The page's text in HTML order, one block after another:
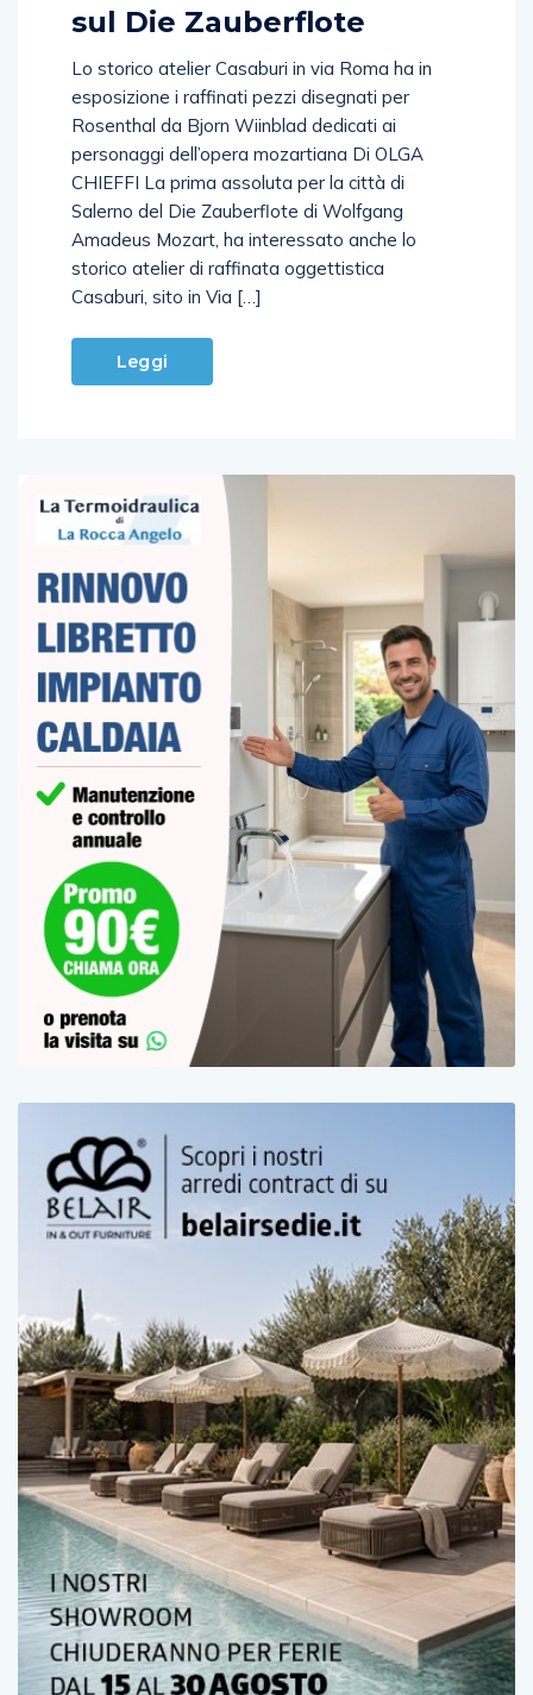
sul Die Zauberflote
Lo storico atelier Casaburi in via Roma ha in
esposizione i raffinati pezzi disegnati per
Rosenthal da Bjorn Wiinblad dedicati ai
personaggi dell’opera mozartiana Di OLGA
CHIEFFI La prima assoluta per la città di
Salerno del Die Zauberflote di Wolfgang
Amadeus Mozart, ha interessato anche lo
storico atelier di raffinata oggettistica
Casaburi, sito in Via […]
Leggi